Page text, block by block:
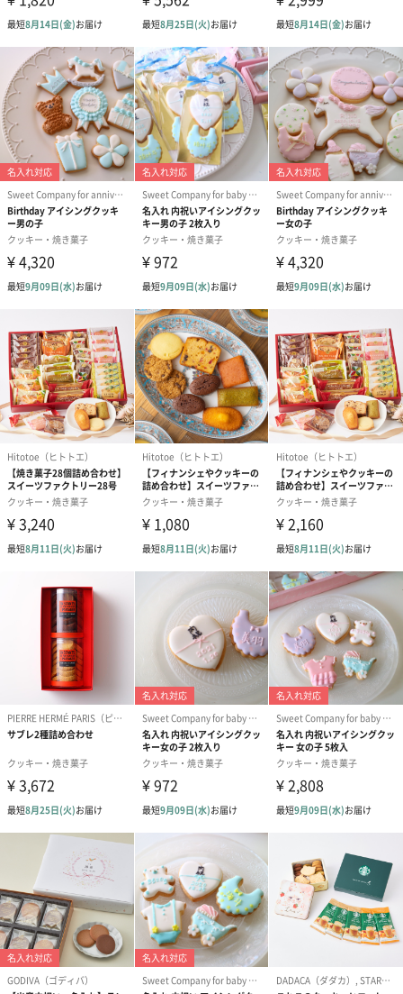
言葉にできない想いを花言葉と本物の花で伝えるミニブーケ。
贈るシーンや相手、伝えたい想いに合った花言葉のブーケを選べ
ば、日頃の感謝や溢れる想い、長年伝えられなかった想いなどを
伝えることができます。ミニサイズなので、ちょっとしたお礼や
花を添えたい時にちょうどいいサイズ感ですね。
想いを伝えるフラワーギフト
年齢関係なく幅広い世代の女性に大変ご好評を得ています。生花
のようにお手入れが要らないので、忙しいけど癒しを求めている
方にご自宅で楽しめるインテリアとして人気があります。
るシリーズ。贈るシーンや相手に伝えたい想いの花言葉ブーケを
贈って日頃の感謝や溢れる想い、長年伝えられなかった想いなど
を伝えてみては。
花言葉
・BLUE［カスミソウ］：「hapiness」幸せを願う。
・GREEN［ユーカリ］：「memory」大切な思い出。
・PURPLE［ラベンダー］：「relux」心の安らぎ。
・MIMOSA［ミモザ］：「Thank you」いつもありがとう。
・PINK［アジサイ］：「ステキなあなた」いつもステキです。
さまざまなアレンジ
BOXにいれたまま飾っても、BOXから出してお手持ちの小さなフ
ワラーベースに飾っても、壁に吊るしたりしてしても、ちょこん
とデスクに置いても、可愛くお部屋をアレンジできます。
バリエーション
BLUE／カスミソウ
GREEN／ユーカリ
PURPLE／ラベンダー